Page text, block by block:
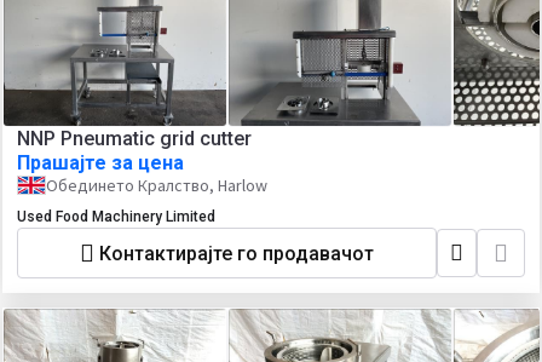
NNP Pneumatic grid cutter
Прашајте за цена
Обединето Кралство, Harlow
Used Food Machinery Limited
Контактирајте го продавачот